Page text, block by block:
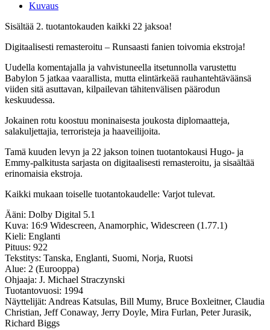
Kuvaus
Sisältää 2. tuotantokauden kaikki 22 jaksoa!
Digitaalisesti remasteroitu – Runsaasti fanien toivomia ekstroja!
Uudella komentajalla ja vahvistuneella itsetunnolla varustettu
Babylon 5 jatkaa vaarallista, mutta elintärkeää rauhantehtäväänsä
viiden sitä asuttavan, kilpailevan tähitenvälisen päärodun
keskuudessa.
Jokainen rotu koostuu moninaisesta joukosta diplomaatteja,
salakuljettajia, terroristeja ja haaveilijoita.
Tamä kuuden levyn ja 22 jakson toinen tuotantokausi Hugo- ja
Emmy-palkitusta sarjasta on digitaalisesti remasteroitu, ja sisaältää
erinomaisia ekstroja.
Kaikki mukaan toiselle tuotantokaudelle: Varjot tulevat.
Ääni: Dolby Digital 5.1
Kuva: 16:9 Widescreen, Anamorphic, Widescreen (1.77.1)
Kieli: Englanti
Pituus: 922
Tekstitys: Tanska, Englanti, Suomi, Norja, Ruotsi
Alue: 2 (Eurooppa)
Ohjaaja: J. Michael Straczynski
Tuotantovuosi: 1994
Näyttelijät: Andreas Katsulas, Bill Mumy, Bruce Boxleitner, Claudia
Christian, Jeff Conaway, Jerry Doyle, Mira Furlan, Peter Jurasik,
Richard Biggs